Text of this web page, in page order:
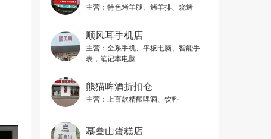
主营： 特色烤羊腿、烤羊排、烧烤
顺风耳手机店
主营： 全系手机、平板电脑、智能手
表，笔记本电脑
熊猫啤酒折扣仓
主营： 上百款精酿啤酒、饮料
慕叁山蛋糕店